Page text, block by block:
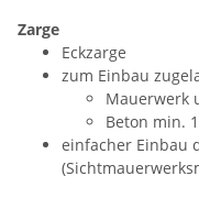
Zarge
Eckzarge
zum Einbau
Mauerwerk
Beton min.
einfacher Einbau